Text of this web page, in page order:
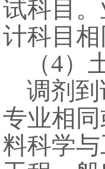
试科目
计科目
（4）
调剂
专业相
料科学